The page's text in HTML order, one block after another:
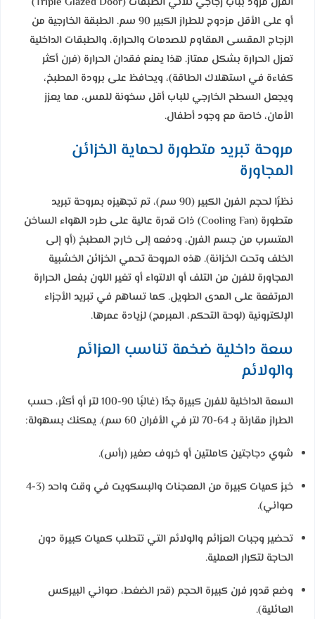
أو على الأقل مزدوج للطراز الكبير 90 سم. الطبقة الخارجية من
الزجاج المقسى المقاوم للصدمات والحرارة، والطبقات الداخلية
تعزل الحرارة بشكل ممتاز. هذا يمنع فقدان الحرارة (فرن أكثر
كفاءة في استهلاك الطاقة)، ويحافظ على برودة المطبخ،
ويجعل السطح الخارجي للباب أقل سخونة للمس، مما يعزز
الأمان، خاصة مع وجود أطفال.
مروحة تبريد متطورة لحماية الخزائن
المجاورة
نظرًا لحجم الفرن الكبير (90 سم)، تم تجهيزه بمروحة تبريد
متطورة (Cooling Fan) ذات قدرة عالية على طرد الهواء الساخن
المتسرب من جسم الفرن، ودفعه إلى خارج المطبخ (أو إلى
الخلف وتحت الخزانة). هذه المروحة تحمي الخزائن الخشبية
المجاورة للفرن من التلف أو الالتواء أو تغير اللون بفعل الحرارة
المرتفعة على المدى الطويل. كما تساهم في تبريد الأجزاء
الإلكترونية (لوحة التحكم، المبرمج) لزيادة عمرها.
سعة داخلية ضخمة تناسب العزائم
والولائم
السعة الداخلية للفرن كبيرة جدًا (غالبًا 90-100 لتر أو أكثر، حسب
الطراز مقارنة بـ 64-70 لتر في الأفران 60 سم). يمكنك بسهولة:
شوي دجاجتين كاملتين أو خروف صغير (رأس).
خبز كميات كبيرة من المعجنات والبسكويت في وقت واحد (3-4
صواني).
تحضير وجبات العزائم والولائم التي تتطلب كميات كبيرة دون
الحاجة لتكرار العملية.
وضع قدور فرن كبيرة الحجم (قدر الضغط، صواني البيركس
العائلية).